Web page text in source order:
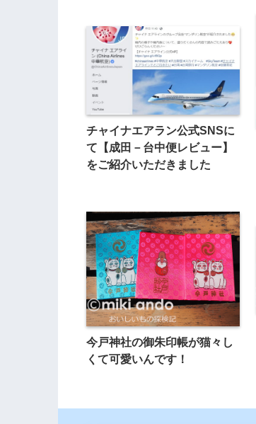
チャイナエアラン公式SNSに
て【成田－台中便レビュー】
をご紹介いただきました
今戸神社の御朱印帳が猫々し
くて可愛いんです！